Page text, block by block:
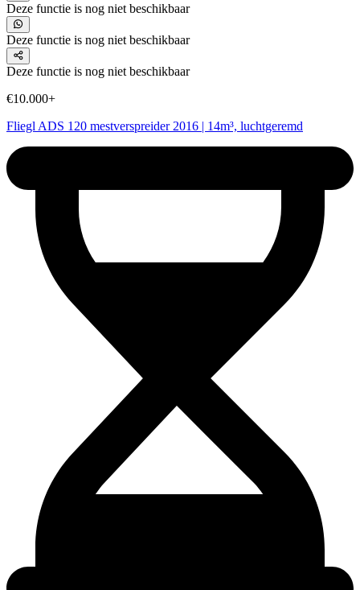
Deze functie is nog niet beschikbaar
Deze functie is nog niet beschikbaar
Deze functie is nog niet beschikbaar
€10.000+
Fliegl ADS 120 mestverspreider 2016 | 14m³, luchtgeremd